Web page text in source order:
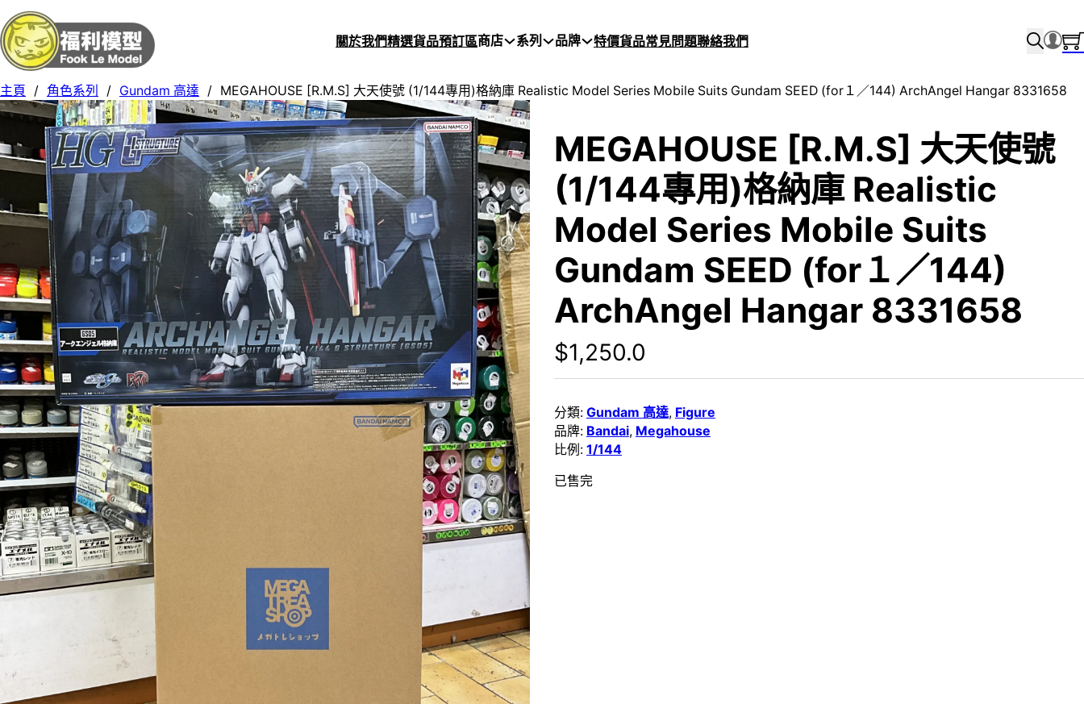
關於我們精選貨品預訂區商店 系列 品牌 特價貨品常見問題聯絡我們
主頁 / 角色系列 / Gundam 高達 / MEGAHOUSE [R.M.S] 大天使號 (1/144專用)格納庫 Realistic Model Series Mobile Suits Gundam SEED (for１／144) ArchAngel Hangar 8331658
MEGAHOUSE [R.M.S] 大天使號
(1/144專用)格納庫 Realistic
Model Series Mobile Suits
Gundam SEED (for１／144)
ArchAngel Hangar 8331658
$1,250.0
分類: Gundam 高達, Figure
品牌: Bandai, Megahouse
比例: 1/144
已售完